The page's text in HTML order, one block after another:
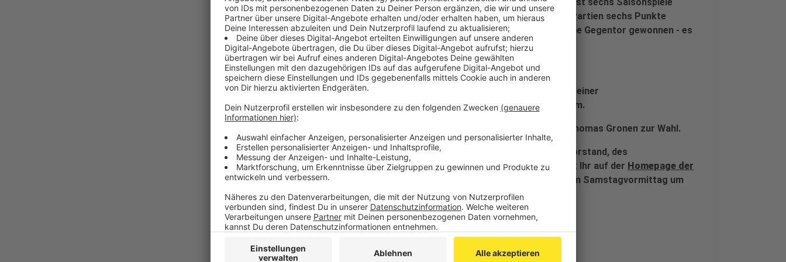
absolviert und dabei ebenso wie die Alemannia in ihren neun Partien sechs Punkte
geholt. Die beiden Heimspiele hat Lotte allerdings jeweils ohne Gegentor gewonnen - es
wird also nicht leicht für die Elf vom Tivoli...
Einen Tag später, am Samstag, wählt Alemannia Aachen bei seiner
Jahreshauptversammlungunter anderem ein neues Präsidium.
Für das Amt des Präsidenten stehen Ralf Hochscherff und Thomas Gronen zur Wahl.
Infos zu ihnen und allen weiteren Bewerbern für Posten im Vorstand, des
Verwaltungsrats, des Ehrenrats und des Aufsichtsrats findet Ihr auf der Homepage der
Alemannia
. Die Jahreshauptversammlung im Tivoli beginnt am Samstagvormittag um
10 Uhr.
Veröffentlicht:Freitag, 01.10.2021 13:59